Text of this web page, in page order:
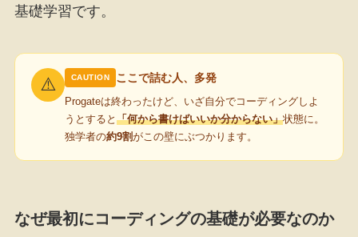
基礎学習です。
⚠️ CAUTION ここで詰む人、多発
Progateは終わったけど、いざ自分でコーディングしよ
うとすると 「何から書けばいいか分からない」状態に。
独学者の約9割がこの壁にぶつかります。
なぜ最初にコーディングの基礎が必要なのか